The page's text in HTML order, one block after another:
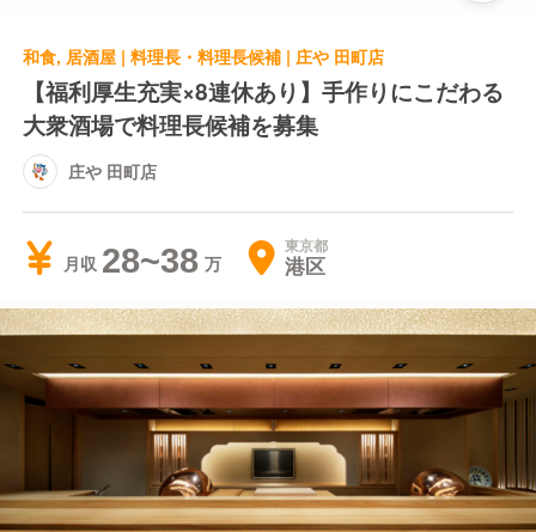
和食, 居酒屋 | 料理長・料理長候補 | 庄や 田町店
【福利厚生充実×8連休あり】手作りにこだわる
大衆酒場で料理長候補を募集
庄や 田町店
月収 28~38 東京都
港区